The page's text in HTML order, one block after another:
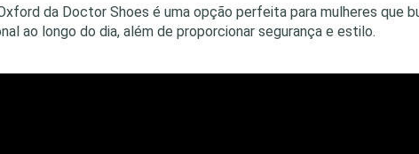
da Doctor Shoes é uma opção perfeita para mulheres que
ao longo do dia, além de proporcionar segurança e estilo.